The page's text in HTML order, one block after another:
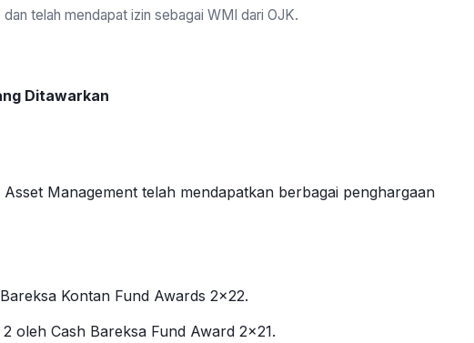
telah mendapat izin sebagai WMI dari OJK.
Ditawarkan
Management telah mendapatkan berbagai penghargaan
Kontan Fund Awards 2×22.
oleh Cash Bareksa Fund Award 2×21.